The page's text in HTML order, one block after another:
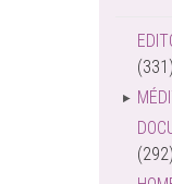
(331)
(292)